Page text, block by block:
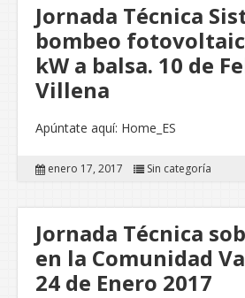
Jornada Técnica
bombeo
kW a balsa. 10 de
Villena
Apúntate aquí: Home_ES
enero 17, 2017 Sin categoría
Jornada Técnica
en la Comunidad
24 de Enero 2017